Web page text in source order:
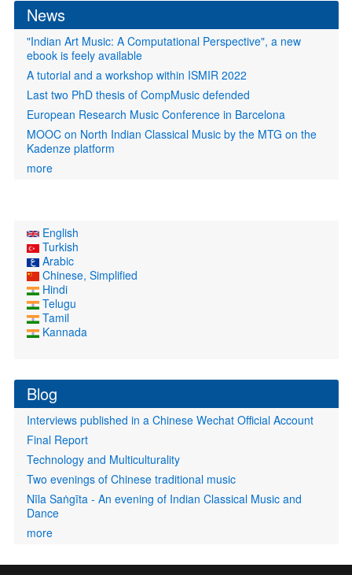
News
"Indian Art Music: A Computational Perspective", a new
ebook is feely available
A tutorial and a workshop within ISMIR 2022
Last two PhD thesis of CompMusic defended
European Research Music Conference in Barcelona
MOOC on North Indian Classical Music by the MTG on the
Kadenze platform
more
English
Turkish
Arabic
Chinese, Simplified
Hindi
Telugu
Tamil
Kannada
Blog
Interviews published in a Chinese Wechat Official Account
Final Report
Technology and Multiculturality
Two evenings of Chinese traditional music
Nīla Saṅgīta - An evening of Indian Classical Music and
Dance
more